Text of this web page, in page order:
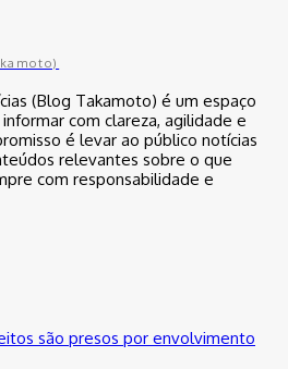
(Blog Takamoto) é um espaço
com clareza, agilidade e
é levar ao público notícias
relevantes sobre o que
com responsabilidade e
são presos por envolvimento